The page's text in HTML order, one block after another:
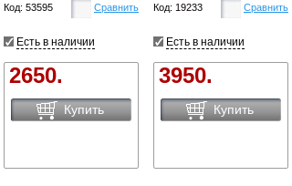
Код: 53595 Сравнить
Есть в наличии
2650.
Купить
Код: 19233 Сравнить
Есть в наличии
3950.
Купить